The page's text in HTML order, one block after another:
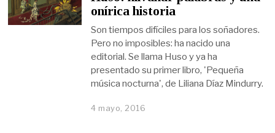
onírica historia
Son tiempos difíciles para los soñadores.
Pero no imposibles: ha nacido una
editorial. Se llama Huso y ya ha
presentado su primer libro, 'Pequeña
música nocturna', de Liliana Díaz Mindurry.
4 mayo, 2016